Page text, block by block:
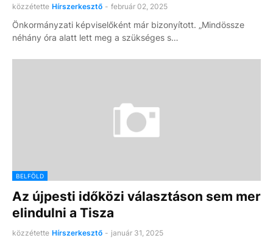
közzétette Hírszerkesztő - február 02, 2025
Önkormányzati képviselőként már bizonyított. „Mindössze
néhány óra alatt lett meg a szükséges s…
BELFÖLD
Az újpesti időközi választáson sem mer
elindulni a Tisza
közzétette Hírszerkesztő - január 31, 2025